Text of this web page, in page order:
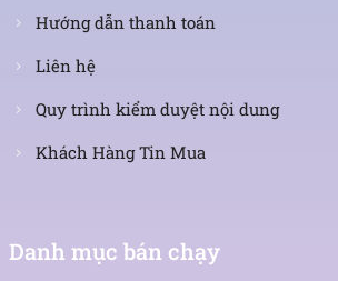
Hướng dẫn thanh toán
Liên hệ
Quy trình kiểm duyệt nội dung
Khách Hàng Tin Mua
Danh mục bán chạy